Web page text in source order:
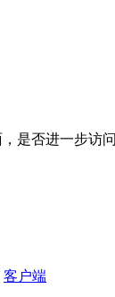
是否进一步访
客户端